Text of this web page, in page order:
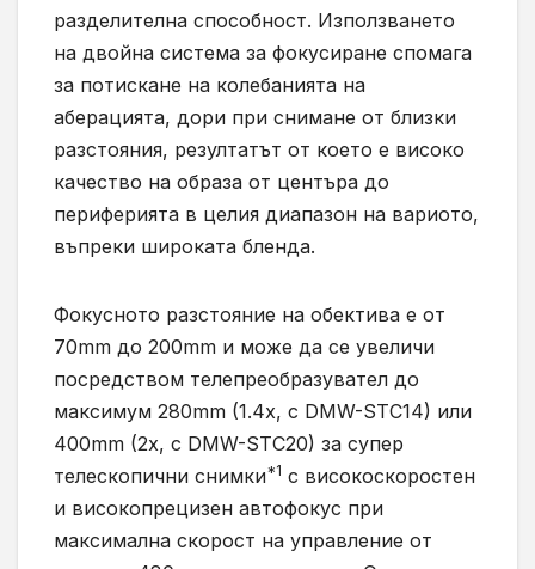
разделителна способност. Използването
на двойна система за фокусиране спомага
за потискане на колебанията на
аберацията, дори при снимане от близки
разстояния, резултатът от което е високо
качество на образа от центъра до
периферията в целия диапазон на вариото,
въпреки широката бленда.
Фокусното разстояние на обектива е от
70mm до 200mm и може да се увеличи
посредством телепреобразувател до
максимум 280mm (1.4x, с DMW-STC14) или
400mm (2x, с DMW-STC20) за супер
телескопични снимки*1 с високоскоростен
и високопрецизен автофокус при
максимална скорост на управление от